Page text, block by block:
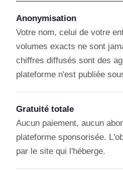
Anonymisation
Votre nom, celui de votre
volumes exacts ne sont
chiffres diffusés sont des
plateforme n'est publiée
Gratuité totale
Aucun paiement, aucun
plateforme sponsorisée.
par le site qui l'héberge.